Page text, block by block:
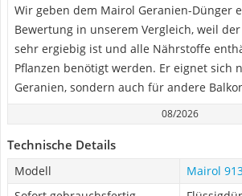
Wir geben dem Mairol Geranien-Dünger
Bewertung in unserem Vergleich, weil
sehr ergiebig ist und alle Nährstoffe
Pflanzen benötigt werden. Er eignet sich
Geranien, sondern auch für andere
08/2026
Technische Details
Modell
Mairol